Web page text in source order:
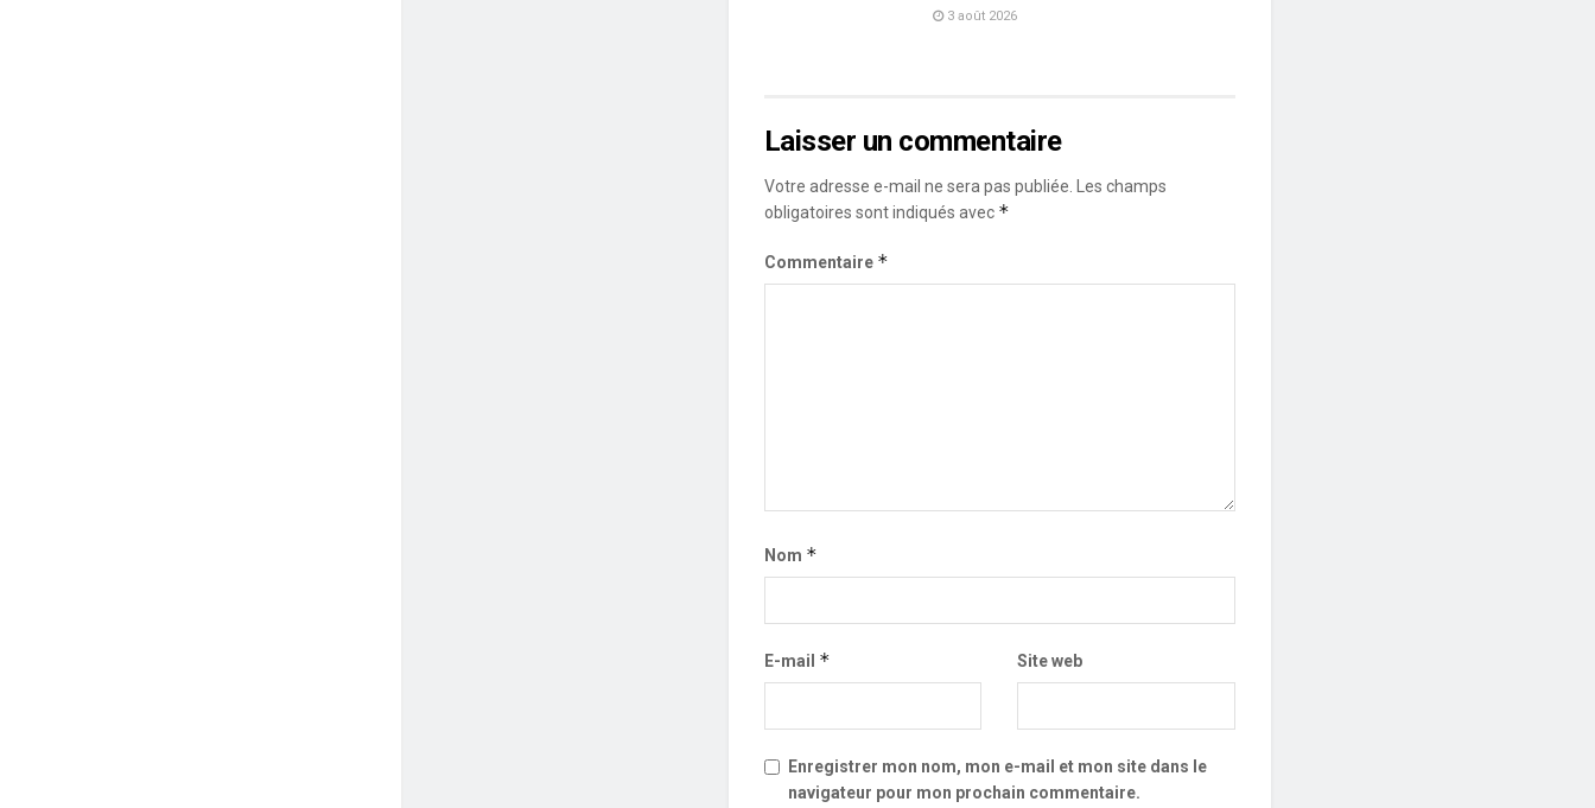
3 août 2026
Laisser un commentaire
Votre adresse e-mail ne sera pas publiée. Les champs
obligatoires sont indiqués avec *
Commentaire *
Nom *
E-mail * Site web
Enregistrer mon nom, mon e-mail et mon site dans le
navigateur pour mon prochain commentaire.